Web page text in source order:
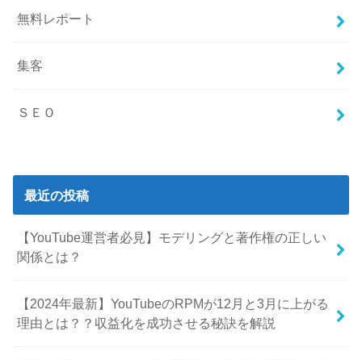
無料レポート
集客
ＳＥＯ
最近の投稿
【YouTube運営者必見】モデリングと著作権の正しい
関係とは？
【2024年最新】YouTubeのRPMが12月と3月に上がる
理由とは？？収益化を成功させる秘訣を解説